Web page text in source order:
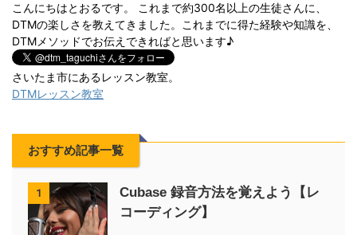
こんにちはとおるです。 これまで約300名以上の生徒さんに、
DTMの楽しさを教えてきました。これまでに得た経験や知識を、
DTMメソッドでお伝えできればと思います♪
さいたま市にあるレッスン教室。
DTMレッスン教室
おすすめ記事一覧
1
Cubase 録音方法を覚えよう【レ
コーディング】